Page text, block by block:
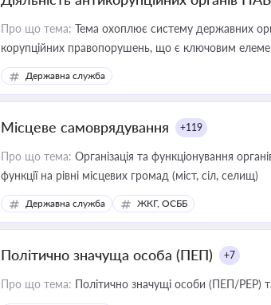
Про що тема: Тема охоплює систему державних
корупційних правопорушень, що є ключовим
та бізнесі
Державна служба
Місцеве самоврядування +119
Про що тема: Організація та функціонування
функції на рівні місцевих громад (міст, сіл, селищ)
Державна служба ЖКГ, ОСББ
Політично значуща особа (ПЕП) +7
Про що тема: Політично значущі особи (ПЕП/PEP)